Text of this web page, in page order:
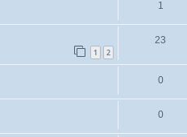
1
1 2
23
0
0